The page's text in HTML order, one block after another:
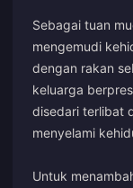
Sebagai tuan
mengemudi
dengan rakan
keluarga
disedari terlibat
menyelami
Untuk